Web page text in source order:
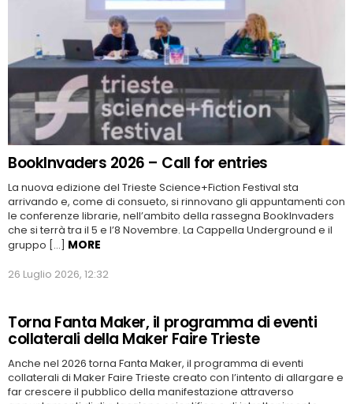
BookInvaders 2026 – Call for entries
La nuova edizione del Trieste Science+Fiction Festival sta
arrivando e, come di consueto, si rinnovano gli appuntamenti con
le conferenze librarie, nell’ambito della rassegna BookInvaders
che si terrà tra il 5 e l’8 Novembre. La Cappella Underground e il
gruppo […] MORE
26 Luglio 2026, 12:32
Torna Fanta Maker, il programma di eventi
collaterali della Maker Faire Trieste
Anche nel 2026 torna Fanta Maker, il programma di eventi
collaterali di Maker Faire Trieste creato con l’intento di allargare e
far crescere il pubblico della manifestazione attraverso